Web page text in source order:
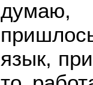
язык,